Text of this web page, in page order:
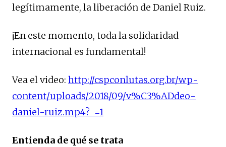
legítimamente, la liberación de Daniel Ruiz.
¡En este momento, toda la solidaridad
internacional es fundamental!
Vea el video: http://cspconlutas.org.br/wp-
content/uploads/2018/09/v%C3%ADdeo-
daniel-ruiz.mp4?_=1
Entienda de qué se trata